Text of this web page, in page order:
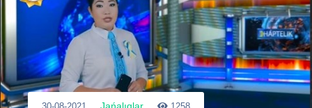
Jańalıqlar